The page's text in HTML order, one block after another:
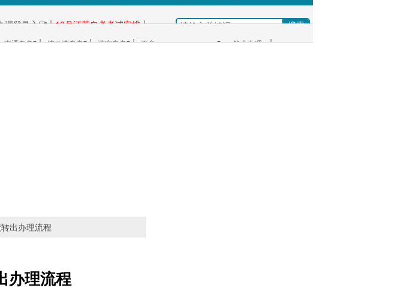
理登录入口 | 10月江苏自考考试安排 |
南通自考 | 连云港自考 | 淮安自考 | 更多+ 毕业办理 |
出办理流程
办理流程